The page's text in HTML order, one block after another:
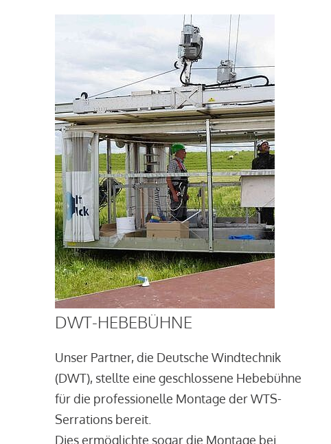
DWT-HEBEBÜHNE
Unser Partner, die Deutsche Windtechnik
(DWT), stellte eine geschlossene Hebebühne
für die professionelle Montage der WTS-
Serrations bereit.
Dies ermöglichte sogar die Montage bei